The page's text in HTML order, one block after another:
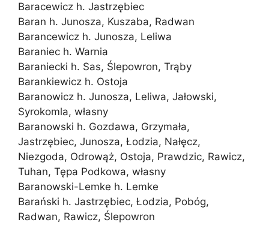
Baracewicz h. Jastrzębiec
Baran h. Junosza, Kuszaba, Radwan
Barancewicz h. Junosza, Leliwa
Baraniec h. Warnia
Baraniecki h. Sas, Ślepowron, Trąby
Barankiewicz h. Ostoja
Baranowicz h. Junosza, Leliwa, Jałowski,
Syrokomla, własny
Baranowski h. Gozdawa, Grzymała,
Jastrzębiec, Junosza, Łodzia, Nałęcz,
Niezgoda, Odrowąż, Ostoja, Prawdzic, Rawicz,
Tuhan, Tępa Podkowa, własny
Baranowski-Lemke h. Lemke
Barański h. Jastrzębiec, Łodzia, Pobóg,
Radwan, Rawicz, Ślepowron